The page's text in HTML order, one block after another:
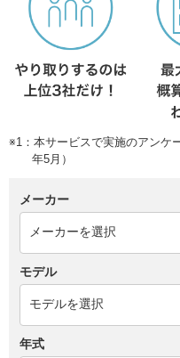
※1：本サービスで実施のアンケ
年5月）
メーカー
モデル
年式